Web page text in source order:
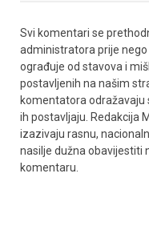
Svi komentari se
administratora prije
ograđuje od stavova i
postavljenih na našim
komentatora odražavaju
ih postavljaju. Redakcija
izazivaju rasnu,
nasilje dužna obavijestiti
komentaru.